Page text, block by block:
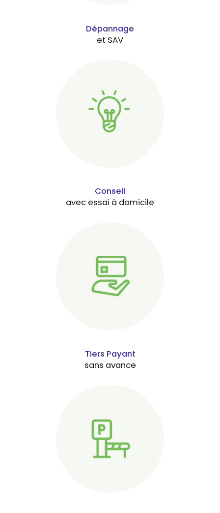
Dépannage
et SAV
Conseil
avec essai à domicile
Tiers Payant
sans avance